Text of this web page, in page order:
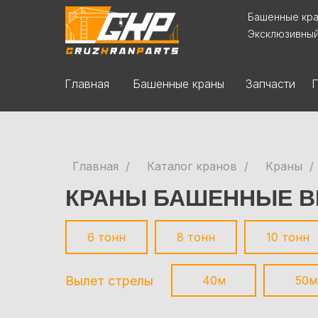
Запчасти
Башенные краны
Главная
Башенные
Главная / Каталог кранов / Краны /
КРАНЫ БАШЕННЫЕ
6 тонн 8 тонн 10 тонн
40м 50м
Вылет стрелы